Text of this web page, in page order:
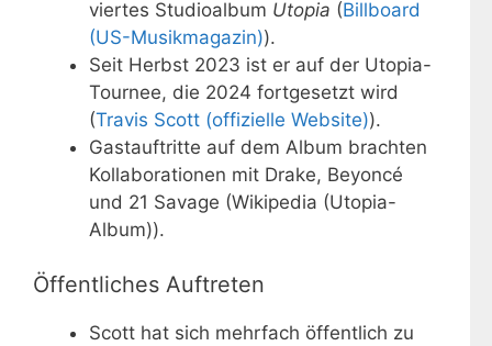
viertes Studioalbum Utopia (Billboard
(US-Musikmagazin)).
Seit Herbst 2023 ist er auf der Utopia-
Tournee, die 2024 fortgesetzt wird
(Travis Scott (offizielle Website)).
Gastauftritte auf dem Album brachten
Kollaborationen mit Drake, Beyoncé
und 21 Savage (Wikipedia (Utopia-
Album)).
Öffentliches Auftreten
Scott hat sich mehrfach öffentlich zu